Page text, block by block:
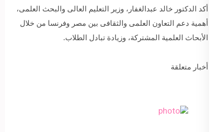
أكد الدكتور خالد عبدالغفار، وزير التعليم العالى والبحث العلمى،
أهمية دعم التعاون العلمى والثقافى بين مصر وفرنسا من خلال
الأبحاث العلمية المشتركة، وزيادة تبادل الطلاب.
أخبار متعلقة